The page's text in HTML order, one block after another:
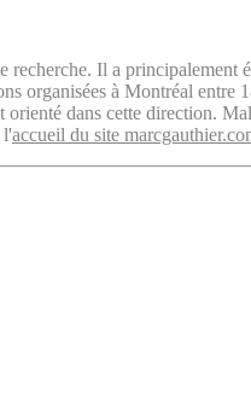
recherche. Il a
organisées à Montréal
dans cette direction.
l'accueil du site